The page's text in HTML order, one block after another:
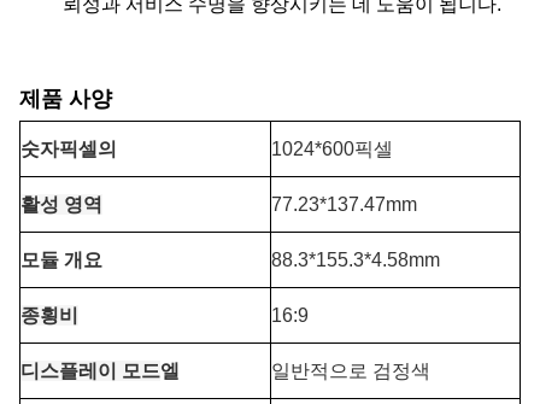
뢰성과 서비스 수명을 향상시키는 데 도움이 됩니다.
제품 사양
숫자픽셀의 1024*600픽셀
활성 영역 77.23*137.47mm
모듈 개요 88.3*155.3*4.58mm
종횡비 16:9
디스플레이 모드엘 일반적으로 검정색